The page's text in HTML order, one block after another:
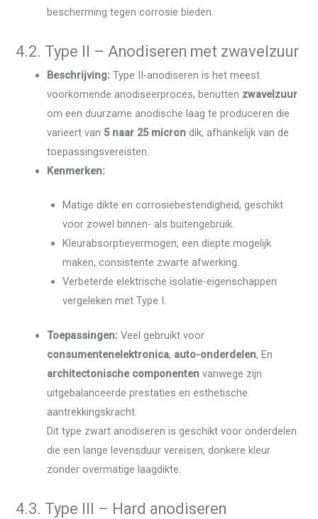
bescherming tegen corrosie bieden.
4.2. Type II – Anodiseren met zwavelzuur
Beschrijving: Type II-anodiseren is het meest
voorkomende anodiseerproces, benutten zwavelzuur
om een ​​duurzame anodische laag te produceren die
varieert van 5 naar 25 micron dik, afhankelijk van de
toepassingsvereisten.
Kenmerken:
Matige dikte en corrosiebestendigheid, geschikt
voor zowel binnen- als buitengebruik.
Kleurabsorptievermogen, een diepte mogelijk
maken, consistente zwarte afwerking.
Verbeterde elektrische isolatie-eigenschappen
vergeleken met Type I.
Toepassingen: Veel gebruikt voor
consumentenelektronica, auto-onderdelen, En
architectonische componenten vanwege zijn
uitgebalanceerde prestaties en esthetische
aantrekkingskracht.
Dit type zwart anodiseren is geschikt voor onderdelen
die een lange levensduur vereisen, donkere kleur
zonder overmatige laagdikte.
4.3. Type III – Hard anodiseren